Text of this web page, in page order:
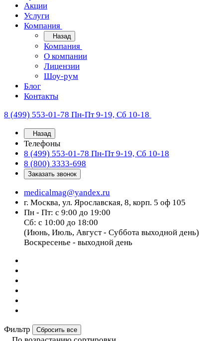
Акции
Услуги
Компания
Назад
Компания
О компании
Лицензии
Шоу-рум
Блог
Контакты
8 (499) 553-01-78 Пн-Пт 9-19, Сб 10-18
Назад
Телефоны
8 (499) 553-01-78 Пн-Пт 9-19, Сб 10-18
8 (800) 3333-698
Заказать звонок
medicalmag@yandex.ru
г. Москва, ул. Ярославская, 8, корп. 5 оф 105
Пн - Пт: с 9:00 до 19:00
Сб: с 10:00 до 18:00
(Июнь, Июль, Август - Суббота выходной день)
Воскресенье - выходной день
Фильтр Сбросить все